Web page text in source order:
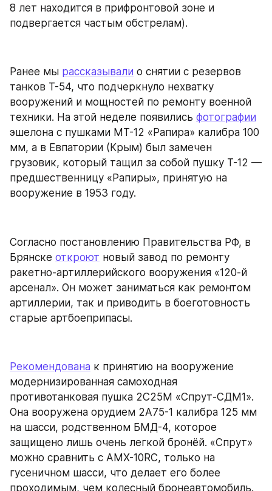
8 лет находится в прифронтовой зоне и
подвергается частым обстрелам).
Ранее мы рассказывали о снятии с резервов
танков Т-54, что подчеркнуло нехватку
вооружений и мощностей по ремонту военной
техники. На этой неделе появились фотографии
эшелона с пушками МТ-12 «Рапира» калибра 100
мм, а в Евпатории (Крым) был замечен
грузовик, который тащил за собой пушку Т-12 —
предшественницу «Рапиры», принятую на
вооружение в 1953 году.
Согласно постановлению Правительства РФ, в
Брянске откроют новый завод по ремонту
ракетно-артиллерийского вооружения «120-й
арсенал». Он может заниматься как ремонтом
артиллерии, так и приводить в боеготовность
старые артбоеприпасы.
Рекомендована к принятию на вооружение
модернизированная самоходная
противотанковая пушка 2С25М «Спрут-СДМ1».
Она вооружена орудием 2А75-1 калибра 125 мм
на шасси, родственном БМД-4, которое
защищено лишь очень легкой бронёй. «Спрут»
можно сравнить с AMX-10RC, только на
гусеничном шасси, что делает его более
проходимым, чем колесный бронеавтомобиль.